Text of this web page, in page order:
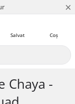
×
Coș
Salvat
Chaya -